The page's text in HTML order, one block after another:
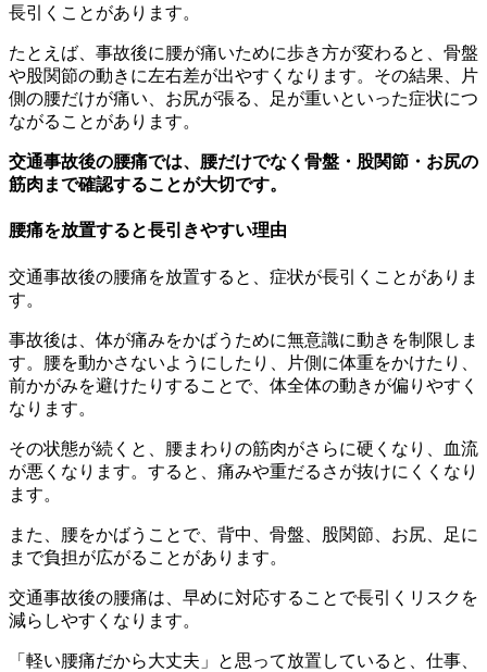
長引くことがあります。
たとえば、事故後に腰が痛いために歩き方が変わると、骨盤
や股関節の動きに左右差が出やすくなります。その結果、片
側の腰だけが痛い、お尻が張る、足が重いといった症状につ
ながることがあります。
交通事故後の腰痛では、腰だけでなく骨盤・股関節・お尻の
筋肉まで確認することが大切です。
腰痛を放置すると長引きやすい理由
交通事故後の腰痛を放置すると、症状が長引くことがありま
す。
事故後は、体が痛みをかばうために無意識に動きを制限しま
す。腰を動かさないようにしたり、片側に体重をかけたり、
前かがみを避けたりすることで、体全体の動きが偏りやすく
なります。
その状態が続くと、腰まわりの筋肉がさらに硬くなり、血流
が悪くなります。すると、痛みや重だるさが抜けにくくなり
ます。
また、腰をかばうことで、背中、骨盤、股関節、お尻、足に
まで負担が広がることがあります。
交通事故後の腰痛は、早めに対応することで長引くリスクを
減らしやすくなります。
「軽い腰痛だから大丈夫」と思って放置していると、仕事、